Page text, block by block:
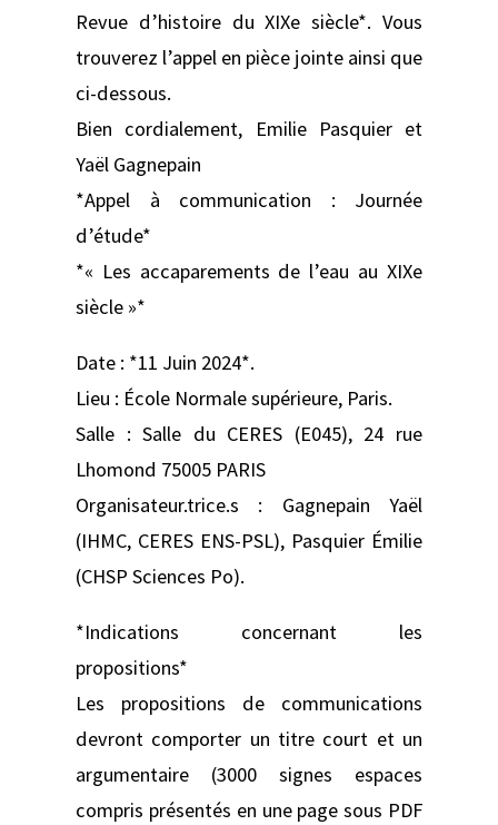
Revue d’histoire du XIXe siècle*. Vous
trouverez l’appel en pièce jointe ainsi que
ci-dessous.
Bien cordialement, Emilie Pasquier et
Yaël Gagnepain
*Appel à communication : Journée
d’étude*
*« Les accaparements de l’eau au XIXe
siècle »*
Date : *11 Juin 2024*.
Lieu : École Normale supérieure, Paris.
Salle : Salle du CERES (E045), 24 rue
Lhomond 75005 PARIS
Organisateur.trice.s : Gagnepain Yaël
(IHMC, CERES ENS-PSL), Pasquier Émilie
(CHSP Sciences Po).
*Indications concernant les
propositions*
Les propositions de communications
devront comporter un titre court et un
argumentaire (3000 signes espaces
compris présentés en une page sous PDF